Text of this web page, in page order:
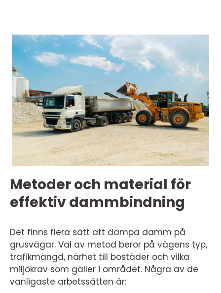
Metoder och material för
effektiv dammbindning
Det finns flera sätt att dämpa damm på
grusvägar. Val av metod beror på vägens typ,
trafikmängd, närhet till bostäder och vilka
miljökrav som gäller i området. Några av de
vanligaste arbetssätten är: